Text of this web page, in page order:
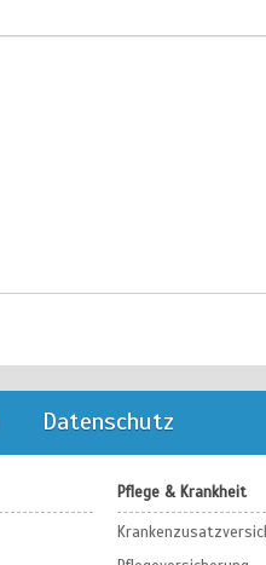
Datenschutz
Pflege & Krankheit